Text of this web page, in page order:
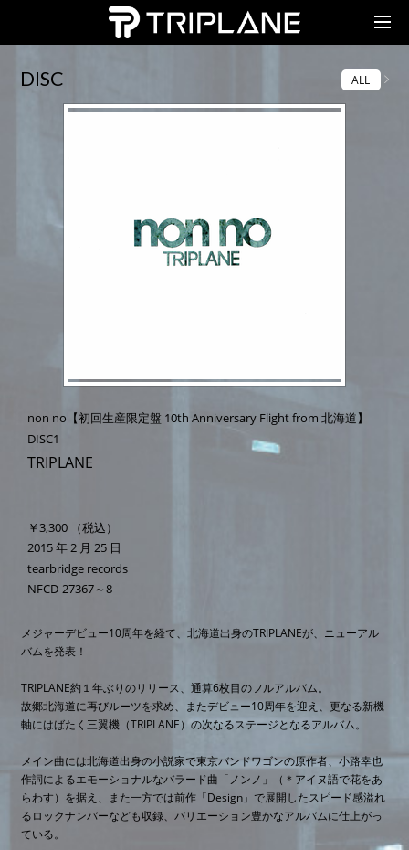
TRIPLANE Passengers
DISC ALL
non no【初回生産限定盤 10th Anniversary Flight from 北海道】
DISC1
TRIPLANE
￥3,300
（税込）
2015 年 2 月 25 日
tearbridge records
NFCD-27367～8
メジャーデビュー10周年を経て、北海道出身のTRIPLANEが、ニューアル
バムを発表！
TRIPLANE約１年ぶりのリリース、通算6枚目のフルアルバム。
故郷北海道に再びルーツを求め、またデビュー10周年を迎え、更なる新機
軸にはばたく三翼機（TRIPLANE）の次なるステージとなるアルバム。
メイン曲には北海道出身の小説家で東京バンドワゴンの原作者、小路幸也
作詞によるエモーショナルなバラード曲「ノンノ」（＊アイヌ語で花をあ
らわす）を据え、また一方では前作「Design」で展開したスピード感溢れ
るロックナンバーなども収録、バリエーション豊かなアルバムに仕上がっ
ている。